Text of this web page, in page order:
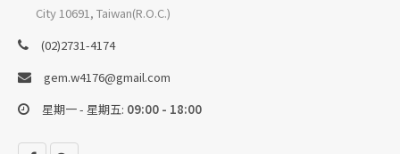
City 10691, Taiwan(R.O.C.)
(02)2731-4174
gem.w4176@gmail.com
星期一 - 星期五: 09:00 - 18:00